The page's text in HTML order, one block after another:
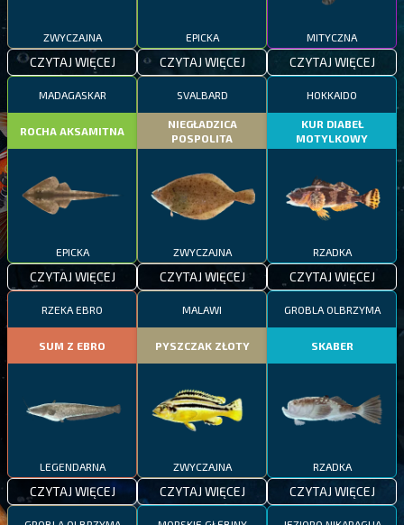
ZWYCZAJNA
CZYTAJ WIĘCEJ
EPICKA
CZYTAJ WIĘCEJ
MITYCZNA
CZYTAJ WIĘCEJ
MADAGASKAR
ROCHA AKSAMITNA
EPICKA
CZYTAJ WIĘCEJ
SVALBARD
NIEGŁADZICA
POSPOLITA
ZWYCZAJNA
CZYTAJ WIĘCEJ
HOKKAIDO
KUR DIABEŁ
MOTYLKOWY
RZADKA
CZYTAJ WIĘCEJ
RZEKA EBRO
SUM Z EBRO
LEGENDARNA
CZYTAJ WIĘCEJ
MALAWI
PYSZCZAK ZŁOTY
ZWYCZAJNA
CZYTAJ WIĘCEJ
GROBLA OLBRZYMA
SKABER
RZADKA
CZYTAJ WIĘCEJ